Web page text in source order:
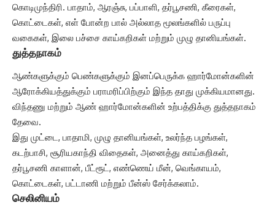
கொடிமுந்திரி. பாதாம், ஆரஞ்சு, பப்பாளி, தர்பூசணி, கீரைகள்,
கொட்டைகள், எள் போன்ற பால் அல்லாத மூலங்களில் பருப்பு
வகைகள், இலை பச்சை காய்கறிகள் மற்றும் முழு தானியங்கள்.
துத்தநாகம்
ஆண்களுக்கும் பெண்களுக்கும் இனப்பெருக்க ஹார்மோன்களின்
ஆரோக்கியத்துக்கும் பராமரிப்பிற்கும் இந்த தாது முக்கியமானது.
விந்தணு மற்றும் ஆண் ஹார்மோன்களின் உற்பத்திக்கு துத்தநாகம்
தேவை.
இது முட்டை, பாதாமி, முழு தானியங்கள், உலர்ந்த பழங்கள்,
கடற்பாசி, சூரியகாந்தி விதைகள், அனைத்து காய்கறிகள்,
தர்பூசணி காளான், பீட்ரூட், எண்ணெய் மீன், வெங்காயம்,
கொட்டைகள், பட்டாணி மற்றும் பீன்ஸ் சேர்க்கலாம்.
செலினியம்